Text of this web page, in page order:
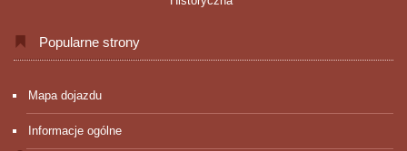
Popularne strony
Mapa dojazdu
Informacje ogólne